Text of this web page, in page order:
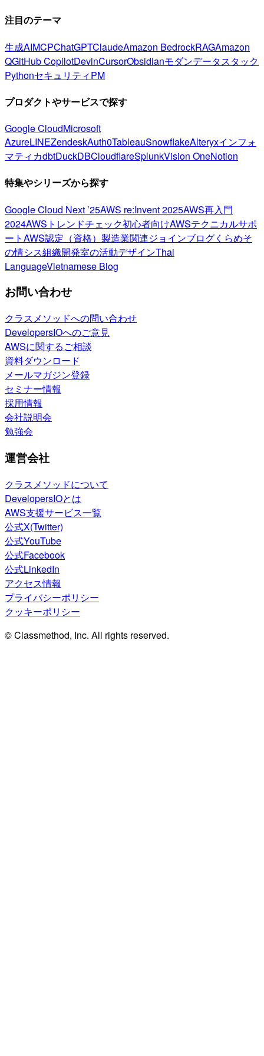
注目のテーマ
生成AIMCPChatGPTClaudeAmazon BedrockRAGAmazon
QGitHub CopilotDevinCursorObsidianモダンデータスタック
PythonセキュリティPM
プロダクトやサービスで探す
Google CloudMicrosoft
AzureLINEZendeskAuth0TableauSnowflakeAlteryxインフォ
マティカdbtDuckDBCloudflareSplunkVision OneNotion
特集やシリーズから探す
Google Cloud Next ’25AWS re:Invent 2025AWS再入門
2024AWSトレンドチェック初心者向けAWSテクニカルサポ
ートAWS認定（資格） 製造業関連ジョインブログくらめそ
の情シス組織開発室の活動デザインThai
LanguageVietnamese Blog
お問い合わせ
クラスメソッドへの問い合わせ
DevelopersIOへのご意見
AWSに関するご相談
資料ダウンロード
メールマガジン登録
セミナー情報
採用情報
会社説明会
勉強会
運営会社
クラスメソッドについて
DevelopersIOとは
AWS支援サービス一覧
公式X(Twitter)
公式YouTube
公式Facebook
公式LinkedIn
アクセス情報
プライバシーポリシー
クッキーポリシー
© Classmethod, Inc. All rights reserved.